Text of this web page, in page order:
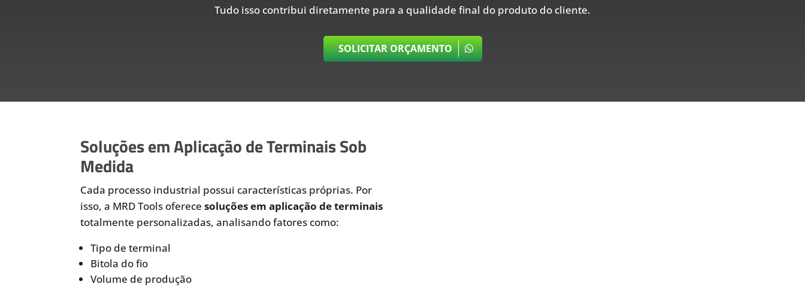
Tudo isso contribui diretamente para a qualidade final do produto do cliente.
SOLICITAR ORÇAMENTO
Soluções em Aplicação de Terminais Sob
Medida
Cada processo industrial possui características próprias. Por
isso, a MRD Tools oferecesoluções em aplicação de terminais
totalmente personalizadas, analisando fatores como:
Tipo de terminal
Bitola do fio
Volume de produção